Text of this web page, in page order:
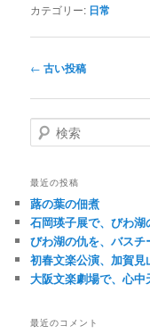
カテゴリー: 日常
投稿ナビゲーション
← 古い投稿
検索
最近の投稿
蕗の葉の佃煮
石岡瑛子展で、びわ湖
びわ湖の仇を、バス
初春文楽公演、加賀
大阪文楽劇場で、心
最近のコメント